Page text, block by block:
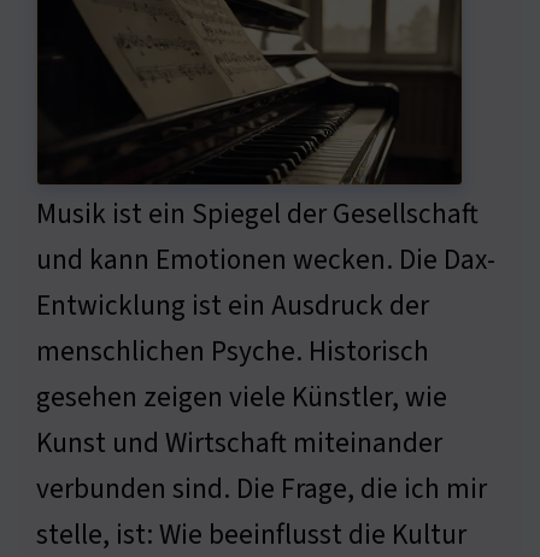
Musik ist ein Spiegel der Gesellschaft
und kann Emotionen wecken. Die Dax-
Entwicklung ist ein Ausdruck der
menschlichen Psyche. Historisch
gesehen zeigen viele Künstler, wie
Kunst und Wirtschaft miteinander
verbunden sind. Die Frage, die ich mir
stelle, ist: Wie beeinflusst die Kultur